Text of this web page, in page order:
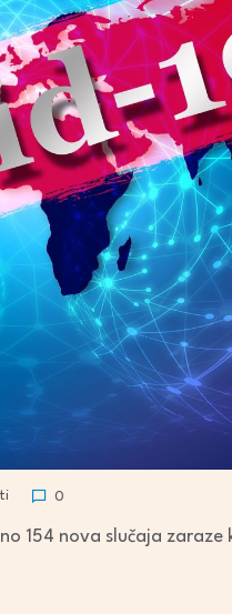
0
154 nova slučaja